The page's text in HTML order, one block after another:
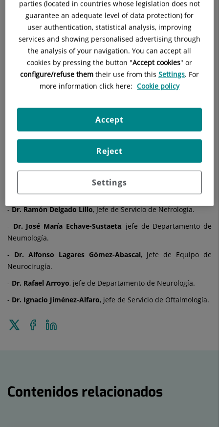
de
España
Los médicos colegiados, hay más de 280.000 en España,
tuvieron la oportunidad de proponer a sus propios
candidatos para las votaciones, con 3 médicos elegidos de
cada especialidad.
Un total dediez médicos del Hospital Universitario Ruber
Juan Bravohan sido incluidos en la misma:
Cardiología.
Dr. Manuel Chamorro Pons, jefe de Servicio de Cirugía Oral
, jefe de Departamento de Endocrinología
y Nutrición Clínica.
Dr. Luis Serratosa Fernández
Rehabilitación, Fisioterapia y Medicina del Deporte.
-Dr. Ramón Delgado Lillo, Jefe de Servicio de Nefrología.
- Dr. José María Echave-Sustaeta, jefe de Departamento de
Neumología.
- Dr. Alfonso Lagares Gómez-Abascal, jefe de Equipo de
Neurocirugía.
- Dr. Rafael Arroyo, jefe de Departamento de Neurología.
- Dr. Ignacio Jiménez-Alfaro, jefe de Servicio de Oftalmología.
Enviar
Compartir
en
Contenidos relacionados
parties (located in countries whose legislation does not
guarantee an adequate level of data protection) for
user authentication, statistical analysis, improving
services and showing personalised advertising through
the analysis of your navigation. You can accept all
cookies by pressing the button "Accept cookies" or
configure/refuse them their use from this Settings. For
more information click here: Cookie policy
Settings
Reject
Accept